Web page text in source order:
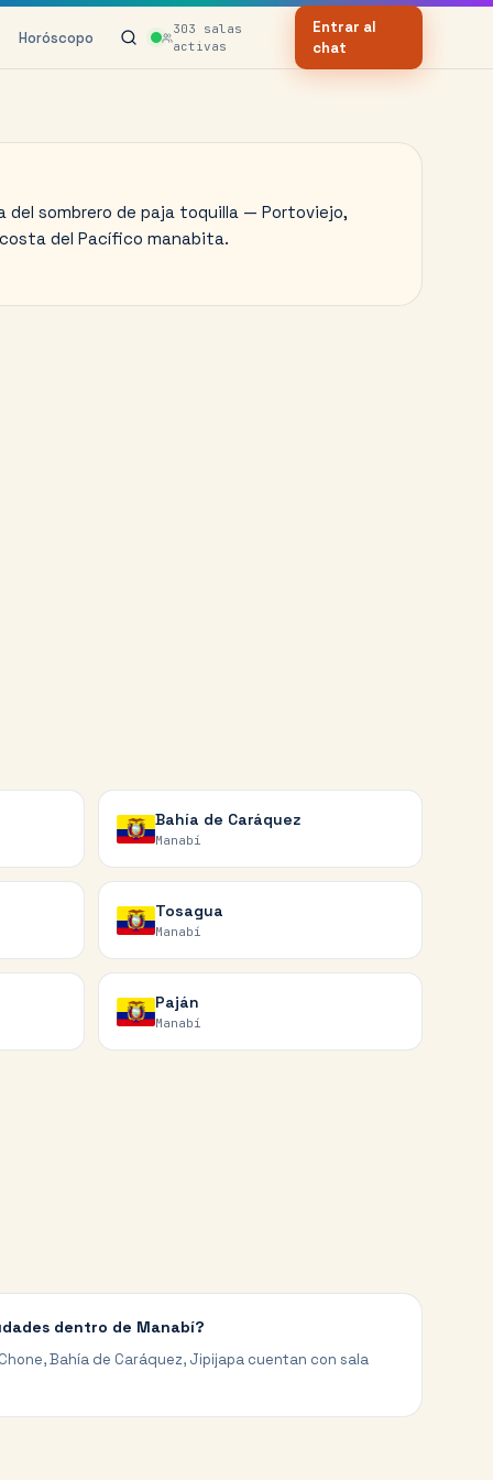
Horóscopo 303 salas
activas
Entrar al
chat
del sombrero de paja toquilla — Portoviejo,
del Pacífico manabita.
Bahía de Caráquez
Manabí
Tosagua
Manabí
Paján
Manabí
dentro de Manabí?
Bahía de Caráquez, Jipijapa cuentan con sala